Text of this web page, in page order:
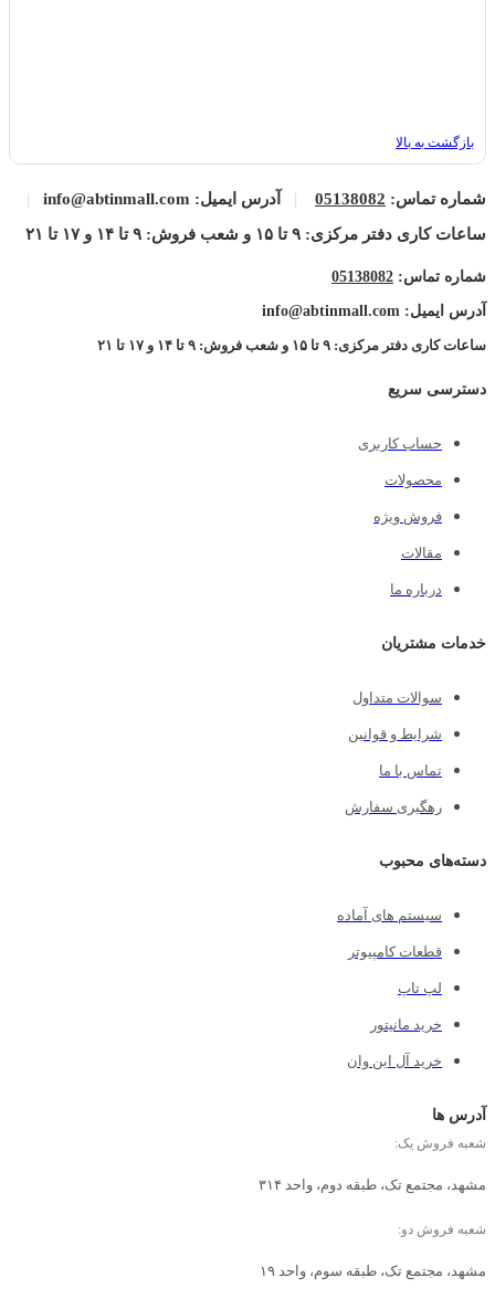
بازگشت به بالا
شماره تماس: 05138082
| آدرس ایمیل: info@abtinmall.com
|
ساعات کاری دفتر مرکزی: ۹ تا ۱۵ و شعب فروش: ۹ تا ۱۴ و ۱۷ تا ۲۱
شماره تماس: 05138082
آدرس ایمیل: info@abtinmall.com
ساعات کاری دفتر مرکزی: ۹ تا ۱۵ و شعب فروش: ۹ تا ۱۴ و ۱۷ تا ۲۱
دسترسی سریع
حساب کاربری
محصولات
فروش ویژه
مقالات
درباره ما
خدمات مشتریان
سوالات متداول
شرایط و قوانین
تماس با ما
رهگیری سفارش
دسته‌های محبوب
سیستم های آماده
قطعات کامپیوتر
لپ تاپ
خرید مانیتور
خرید آل این وان
آدرس ها
شعبه فروش یک:
مشهد، مجتمع تک، طبقه دوم، واحد ۳۱۴
شعبه فروش دو:
مشهد، مجتمع تک، طبقه سوم، واحد ۱۹